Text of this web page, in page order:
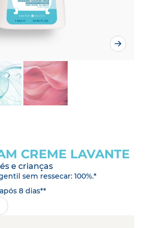
CREME LAVANTE
e crianças
sem ressecar: 100%.*
8 dias**